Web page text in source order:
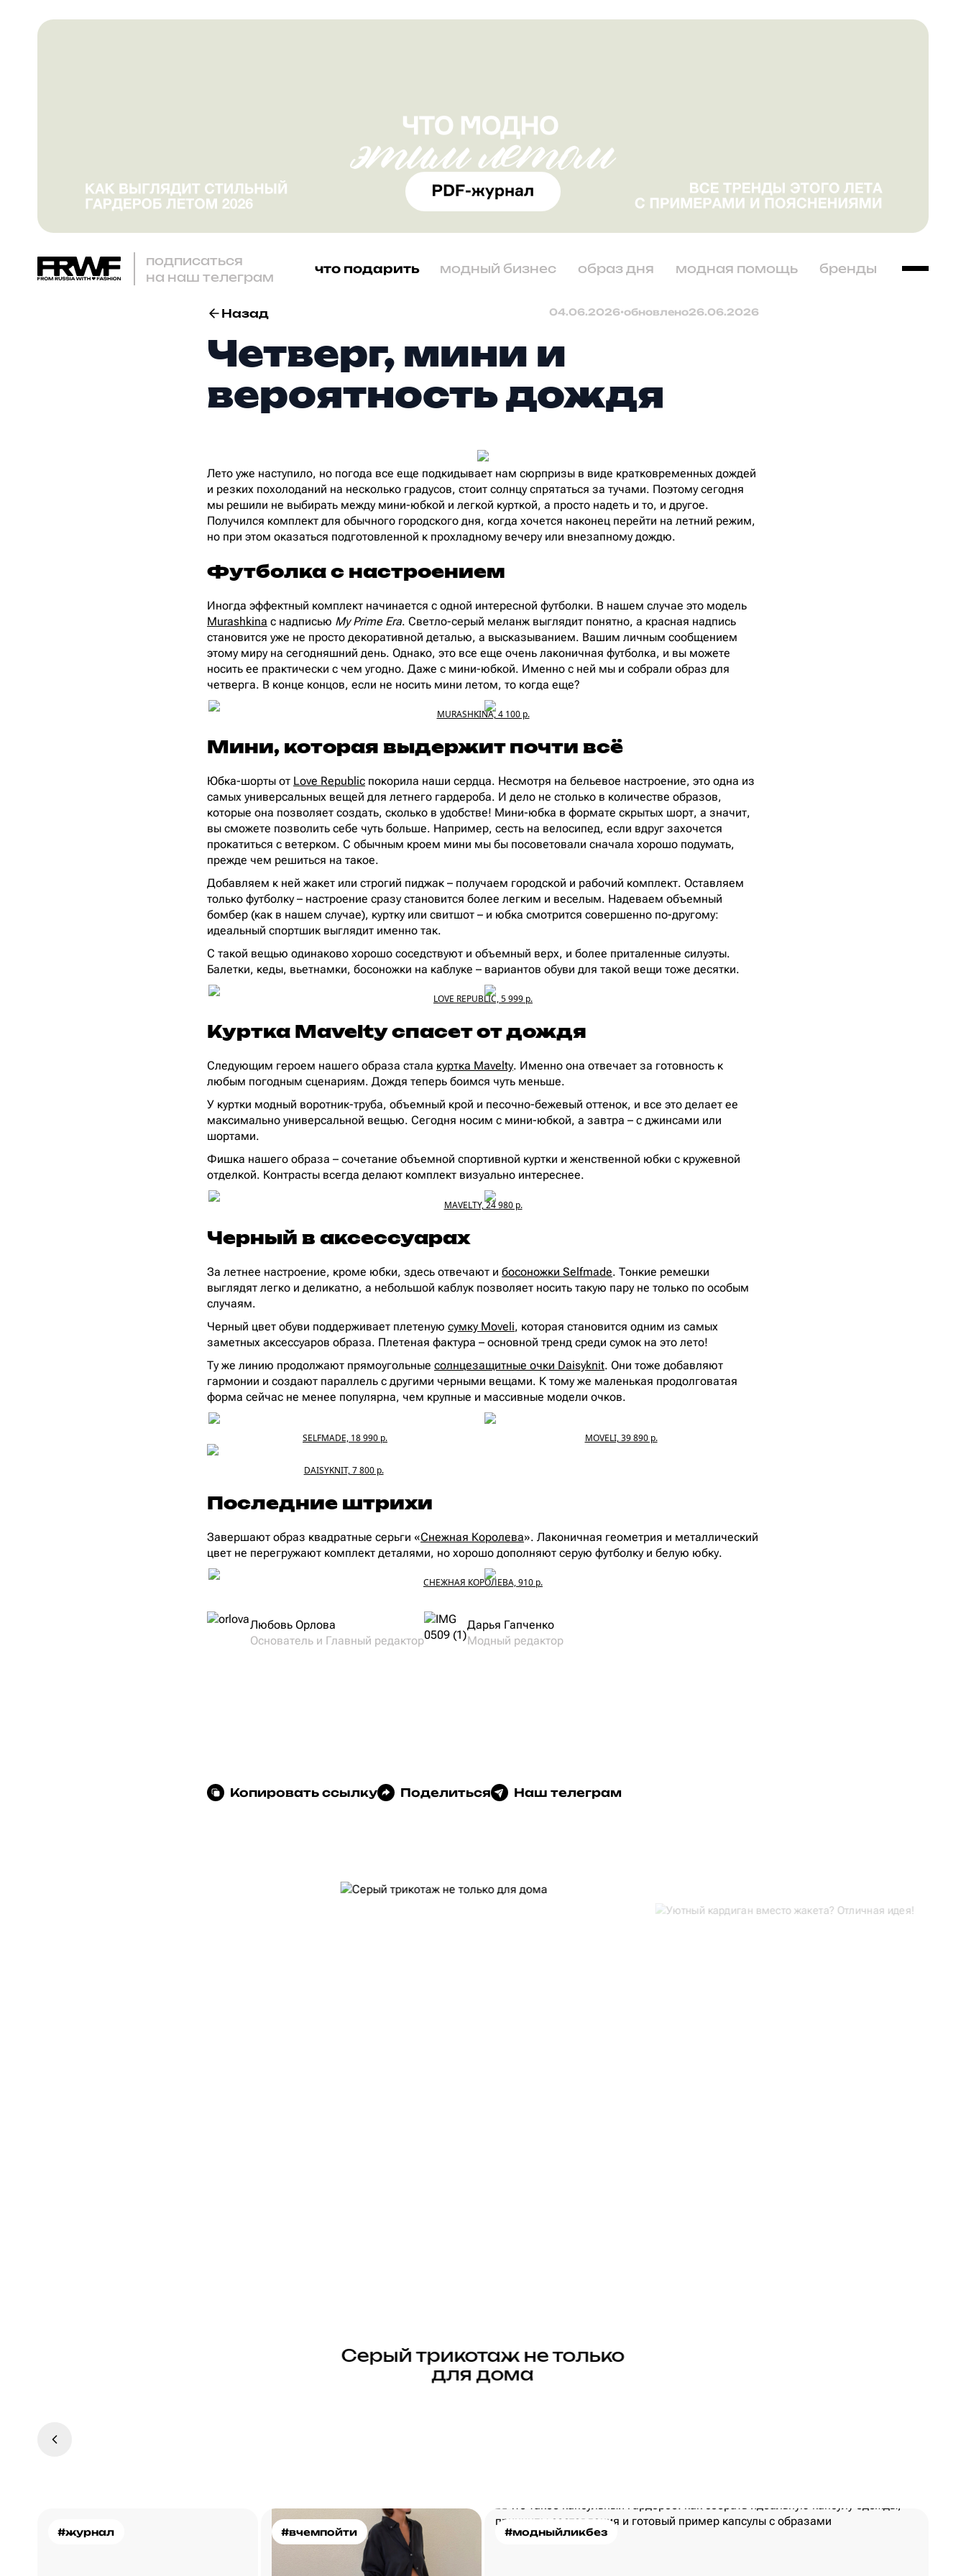
подписаться
на наш телеграм
что подарить модный бизнес образ дня модная помощь бренды
Назад 04.06.2026•обновлено26.06.2026
Четверг, мини и
вероятность дождя
Лето уже наступило, но погода все еще подкидывает нам сюрпризы в виде кратковременных дождей
и резких похолоданий на несколько градусов, стоит солнцу спрятаться за тучами. Поэтому сегодня
мы решили не выбирать между мини-юбкой и легкой курткой, а просто надеть и то, и другое.
Получился комплект для обычного городского дня, когда хочется наконец перейти на летний режим,
но при этом оказаться подготовленной к прохладному вечеру или внезапному дождю.
Футболка с настроением
Иногда эффектный комплект начинается с одной интересной футболки. В нашем случае это модель
Murashkina с надписью My Prime Era. Светло-серый меланж выглядит понятно, а красная надпись
становится уже не просто декоративной деталью, а высказыванием. Вашим личным сообщением
этому миру на сегодняшний день. Однако, это все еще очень лаконичная футболка, и вы можете
носить ее практически с чем угодно. Даже с мини-юбкой. Именно с ней мы и собрали образ для
четверга. В конце концов, если не носить мини летом, то когда еще?
MURASHKINA, 4 100 р.
Мини, которая выдержит почти всё
Юбка-шорты от Love Republic покорила наши сердца. Несмотря на бельевое настроение, это одна из
самых универсальных вещей для летнего гардероба. И дело не столько в количестве образов,
которые она позволяет создать, сколько в удобстве! Мини-юбка в формате скрытых шорт, а значит,
вы сможете позволить себе чуть больше. Например, сесть на велосипед, если вдруг захочется
прокатиться с ветерком. С обычным кроем мини мы бы посоветовали сначала хорошо подумать,
прежде чем решиться на такое.
Добавляем к ней жакет или строгий пиджак – получаем городской и рабочий комплект. Оставляем
только футболку – настроение сразу становится более легким и веселым. Надеваем объемный
бомбер (как в нашем случае), куртку или свитшот – и юбка смотрится совершенно по-другому:
идеальный спортшик выглядит именно так.
С такой вещью одинаково хорошо соседствуют и объемный верх, и более приталенные силуэты.
Балетки, кеды, вьетнамки, босоножки на каблуке – вариантов обуви для такой вещи тоже десятки.
LOVE REPUBLIC, 5 999 р.
Куртка Mavelty спасет от дождя
Следующим героем нашего образа стала куртка Mavelty. Именно она отвечает за готовность к
любым погодным сценариям. Дождя теперь боимся чуть меньше.
У куртки модный воротник-труба, объемный крой и песочно-бежевый оттенок, и все это делает ее
максимально универсальной вещью. Сегодня носим с мини-юбкой, а завтра – с джинсами или
шортами.
Фишка нашего образа – сочетание объемной спортивной куртки и женственной юбки с кружевной
отделкой. Контрасты всегда делают комплект визуально интереснее.
MAVELTY, 24 980 р.
Черный в аксессуарах
За летнее настроение, кроме юбки, здесь отвечают и босоножки Selfmade. Тонкие ремешки
выглядят легко и деликатно, а небольшой каблук позволяет носить такую пару не только по особым
случаям.
Черный цвет обуви поддерживает плетеную сумку Moveli, которая становится одним из самых
заметных аксессуаров образа. Плетеная фактура – основной тренд среди сумок на это лето!
Ту же линию продолжают прямоугольные солнцезащитные очки Daisyknit. Они тоже добавляют
гармонии и создают параллель с другими черными вещами. К тому же маленькая продолговатая
форма сейчас не менее популярна, чем крупные и массивные модели очков.
SELFMADE, 18 990 р. MOVELI, 39 890 р.
DAISYKNIT, 7 800 р.
Последние штрихи
Завершают образ квадратные серьги «Снежная Королева». Лаконичная геометрия и металлический
цвет не перегружают комплект деталями, но хорошо дополняют серую футболку и белую юбку.
СНЕЖНАЯ КОРОЛЕВА, 910 р.
Любовь Орлова
Основатель и Главный редактор
Дарья Гапченко
Модный редактор
Копировать ссылку Поделиться Наш телеграм
Серый трикотаж не только
для дома
#журнал #вчемпойти #модныйликбез